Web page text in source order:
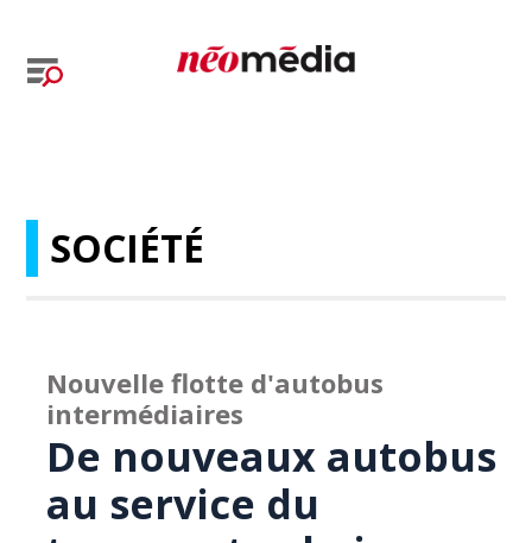
SOCIÉTÉ
Nouvelle flotte d'autobus
intermédiaires
De nouveaux autobus
au service du